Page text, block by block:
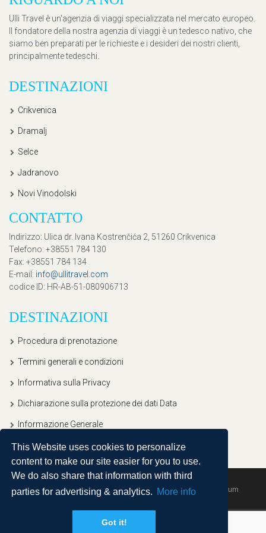
This Website uses cookies to personalize
content to make our site easier for you to use.
We do also share that information with third
parties for advertising & analytics. More info
Got it!
Ulli Travel è un'agenzia di viaggi specializzata nel mercato europeo.
Il fondatore della nostra agenzia di viaggi è un tedesco nativo, che
siamo ben preparati per le richieste e i desideri dei nostri clienti,
principalmente tedeschi.
DESTINAZIONI
Crikvenica
Dramalj
Selce
Jadranovo
Novi Vinodolski
CONTATTO
Indirizzo: Ulica dr. Ivana Kostrenčića 2, 51260 Crikvenica
Telefono: +38551 784 130
Fax: +38551 784 134
E-mail: info@ullitravel.com
codice ID: HR-AB-51-080906713
DESTINAZIONI
Procedura di prenotazione
Termini generali e condizioni
Informativa sulla Privacy
Dichiarazione sulla protezione dei dati Data
Informazione Generale
Copyright © 2020, Ullitravel |Sitemap| Powered by Agendum